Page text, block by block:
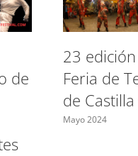
de
23
Feria de
de
Mayo 2024